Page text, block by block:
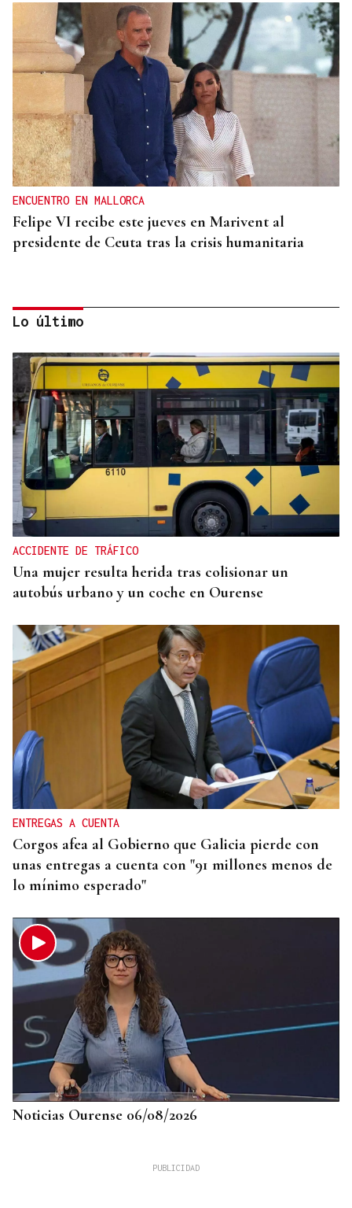
ENCUENTRO EN MALLORCA
Felipe VI recibe este jueves en Marivent al
presidente de Ceuta tras la crisis humanitaria
CRISIS HUMANITARIA
El Instituto de Medicina Legal de Ceuta recibe los
cuerpos de los 80 migrantes fallecidos
Lo último
ACCIDENTE DE TRÁFICO
Una mujer resulta herida tras colisionar un
autobús urbano y un coche en Ourense
ENTREGAS A CUENTA
Corgos afea al Gobierno que Galicia pierde con
unas entregas a cuenta con "91 millones menos de
lo mínimo esperado"
Noticias Ourense 06/08/2026